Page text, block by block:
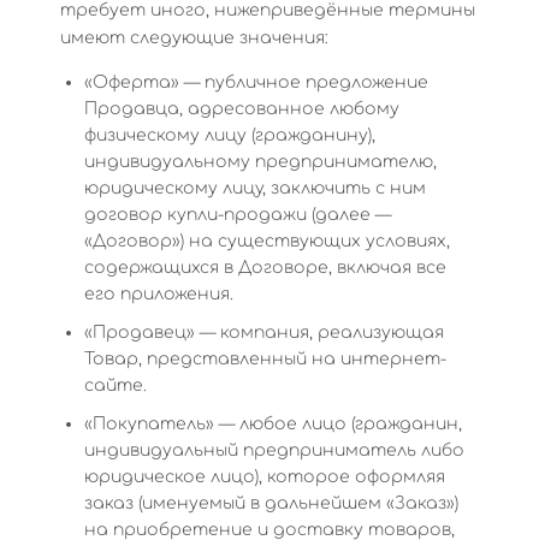
требует иного, нижеприведённые термины
имеют следующие значения:
«Оферта» — публичное предложение
Продавца, адресованное любому
физическому лицу (гражданину),
индивидуальному предпринимателю,
юридическому лицу, заключить с ним
договор купли-продажи (далее —
«Договор») на существующих условиях,
содержащихся в Договоре, включая все
его приложения.
«Продавец» — компания, реализующая
Товар, представленный на интернет-
сайте.
«Покупатель» — любое лицо (гражданин,
индивидуальный предприниматель либо
юридическое лицо), которое оформляя
заказ (именуемый в дальнейшем «Заказ»)
на приобретение и доставку товаров,